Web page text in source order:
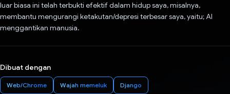
luar biasa ini telah terbukti efektif dalam hidup saya, misalnya,
membantu mengurangi ketakutan/depresi terbesar saya, yaitu; AI
menggantikan manusia.
Dibuat dengan
Web/Chrome Wajah memeluk Django